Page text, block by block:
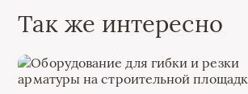
Так же интересно